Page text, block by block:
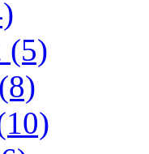
(5)